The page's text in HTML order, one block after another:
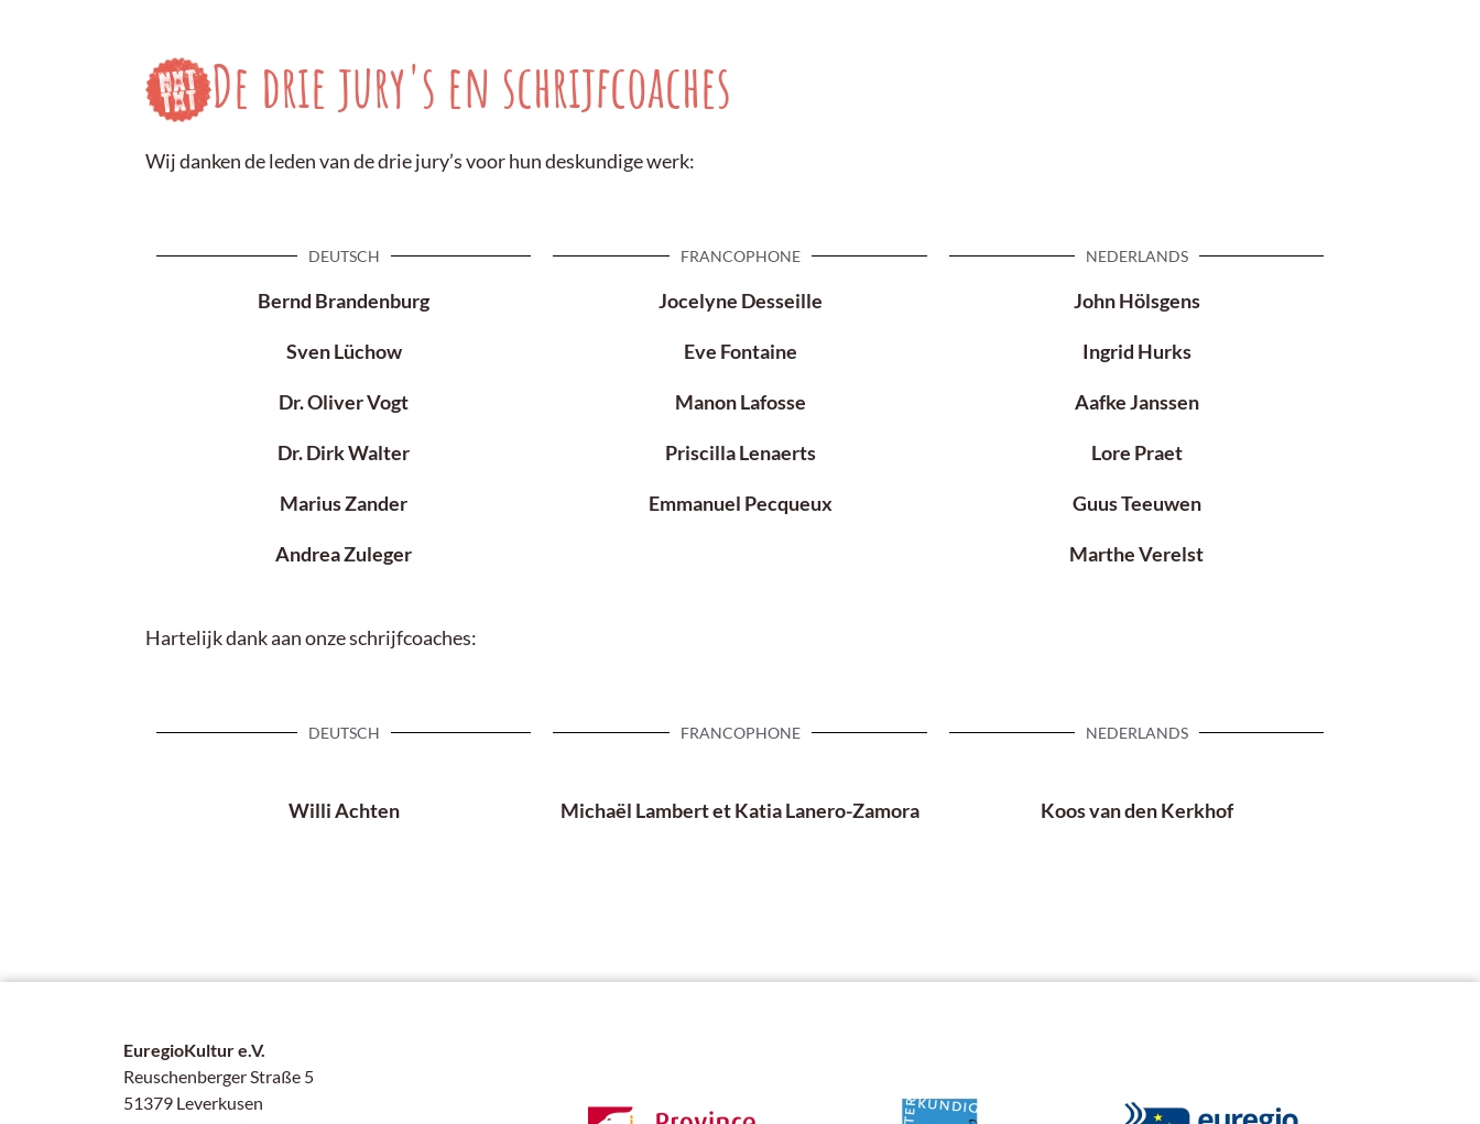
De drie jury's en schrijfcoaches
Wij danken de leden van de drie jury’s voor hun deskundige werk:
DEUTSCH
Bernd Brandenburg
Sven Lüchow
Dr. Oliver Vogt
Dr. Dirk Walter
Marius Zander
Andrea Zuleger
FRANCOPHONE
Jocelyne Desseille
Eve Fontaine
Manon Lafosse
Priscilla Lenaerts
Emmanuel Pecqueux
NEDERLANDS
John Hölsgens
Ingrid Hurks
Aafke Janssen
Lore Praet
Guus Teeuwen
Marthe Verelst
Hartelijk dank aan onze schrijfcoaches:
DEUTSCH
Willi Achten
FRANCOPHONE
Michaël Lambert et Katia Lanero-Zamora
NEDERLANDS
Koos van den Kerkhof
EuregioKultur e.V.
Reuschenberger Straße 5
51379 Leverkusen